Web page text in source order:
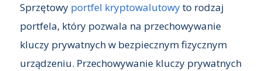
Sprzętowy portfel kryptowalutowyto rodzaj
portfela, który pozwala na przechowywanie
kluczy prywatnych w bezpiecznym fizycznym
urządzeniu. Przechowywanie kluczy prywatnych